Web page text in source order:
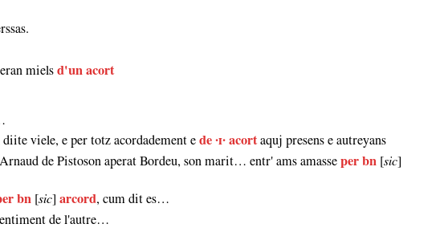
mielsd'un acort
diite viele, e per totz acordadement ede ·ɪ· acortaquj presens e autreyans
de Pistoson aperat Bordeu, son marit… entr' ams amasseper bn [sic]
bn [sic]arcord, cum dit es…
de l'autre…